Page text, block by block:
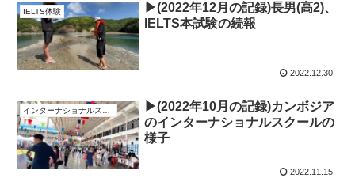
IELTS体験
▶︎(2022年12月の記録)長男(高2)、
IELTS本試験の続報
2022.12.30
インターナショナルスクールの様子
▶︎(2022年10月の記録)カンボジア
のインターナショナルスクールの
様子
2022.11.15